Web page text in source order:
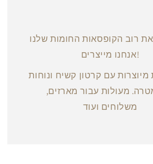
רוב הקופסאות החומות שלנו
אנחנו מייצרים!
עם קרטון קשיח ונוחות
מעולות עבור מארזים,
משלוחים ועוד